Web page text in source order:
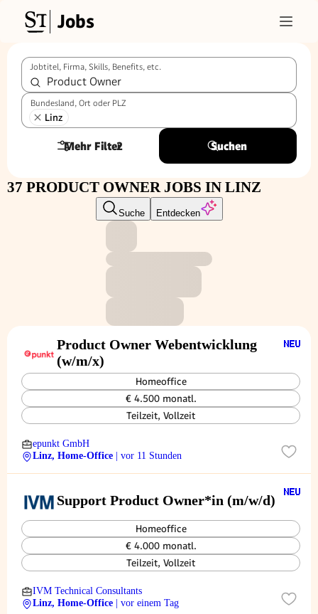
Jobs
Jobtitel, Firma, Skills, Benefits, etc.
Bundesland, Ort oder PLZ
Linz
Mehr Filter
2 Suchen
37 PRODUCT OWNER JOBS IN LINZ
Suche Entdecken
Product Owner Webentwicklung
(w/m/x)
Homeoffice
€ 4.500 monatl.
Teilzeit, Vollzeit
epunkt GmbH
Linz, Home-Office
| vor 11 Stunden
Support Product Owner*in (m/w/d)
Homeoffice
€ 4.000 monatl.
Teilzeit, Vollzeit
IVM Technical Consultants
Linz, Home-Office
| vor einem Tag